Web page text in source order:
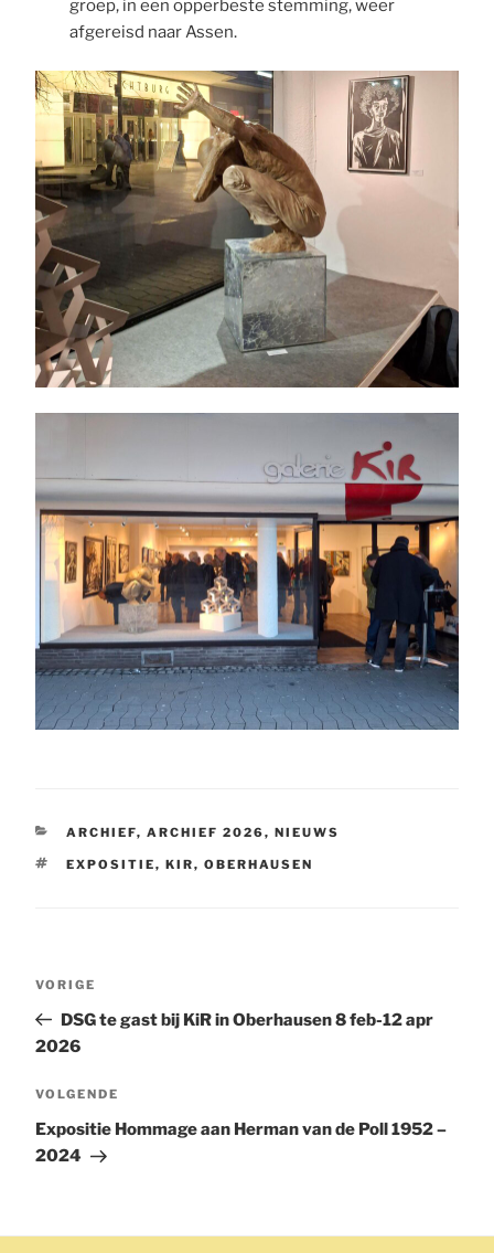
groep, in een opperbeste stemming, weer
afgereisd naar Assen.
CATEGORIEËN
ARCHIEF, ARCHIEF 2026, NIEUWS
TAGS
EXPOSITIE, KIR, OBERHAUSEN
Bericht
Vorig
bericht
VORIGE
DSG te gast bij KiR in Oberhausen 8 feb-12 apr
2026
Volgend
bericht
VOLGENDE
Expositie Hommage aan Herman van de Poll 1952 –
2024